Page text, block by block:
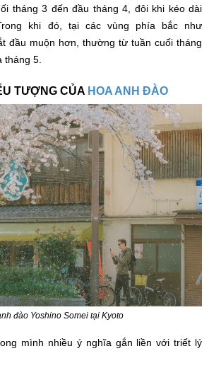
tháng 3 đến đầu tháng 4, đôi khi kéo dài
khi đó, tại các vùng phía bắc như
đầu muộn hơn, thường từ tuần cuối tháng
tháng 5.
TƯỢNG CỦA HOA ANH ĐÀO
đào Yoshino Somei tại Kyoto
mình nhiều ý nghĩa gắn liền với triết lý